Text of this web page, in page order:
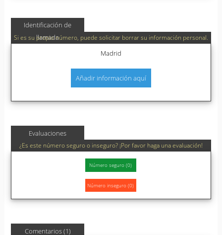
Identificación de
llamada
Si es su propio número, puede solicitar borrar su información personal.
Madrid
Añadir información aquí
Evaluaciones
¿Es este número seguro o inseguro? ¡Por favor haga una evaluación!
Comentarios (1)